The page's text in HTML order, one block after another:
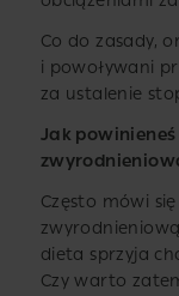
Co do zasady,
i powoływani
za ustalenie
Jak
Często mówi
dieta sprzyja
Czy warto